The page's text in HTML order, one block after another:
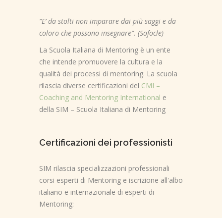
“E’ da stolti non imparare dai più saggi e da
coloro che possono insegnare”. (Sofocle)
La Scuola Italiana di Mentoring è un ente
che intende promuovere la cultura e la
qualità dei processi di mentoring. La scuola
rilascia diverse certificazioni del CMI –
Coaching and Mentoring International e
della SIM – Scuola Italiana di Mentoring
Certificazioni dei professionisti
SIM rilascia specializzazioni professionali
corsi esperti di Mentoring e iscrizione all'albo
italiano e internazionale di esperti di
Mentoring: